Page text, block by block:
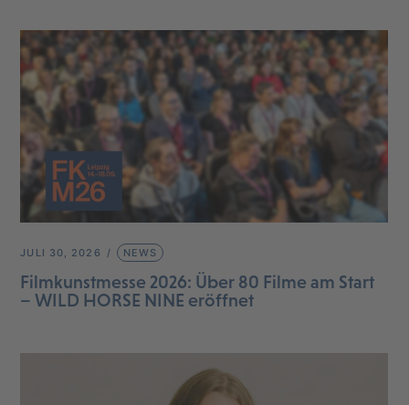
JULI 30, 2026 NEWS
Filmkunstmesse 2026: Über 80 Filme am Start
– WILD HORSE NINE eröffnet